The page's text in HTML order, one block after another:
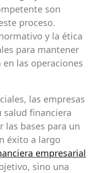
son
proceso.
y la ética
para mantener
las operaciones
las empresas
salud financiera
las bases para un
éxito a largo
empresarial
sino una